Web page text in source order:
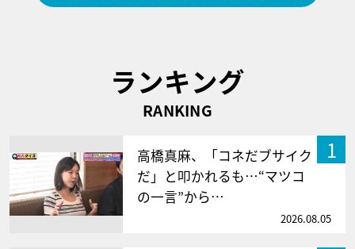
ランキング
RANKING
1
高橋真麻、「コネだブサイク
だ」と叩かれるも…“マツコ
の一言”から…
2026.08.05